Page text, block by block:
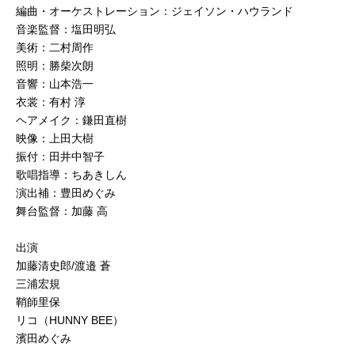
編曲・オーケストレーション：ジェイソン・ハウランド
音楽監督：塩田明弘
美術：二村周作
照明：勝柴次朗
音響：山本浩一
衣裳：有村 淳
ヘアメイク：鎌田直樹
映像：上田大樹
振付：田井中智子
歌唱指導：ちあきしん
演出補：豊田めぐみ
舞台監督：加藤 高
出演
加藤清史郎/渡邉 蒼
三浦宏規
鞘師里保
リコ（HUNNY BEE）
濱田めぐみ